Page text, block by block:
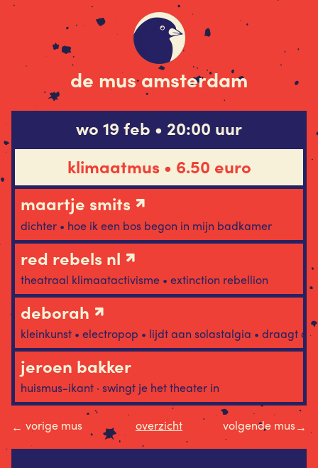
de mus amsterdam
wo 19 feb • 20:00 uur
klimaatmus • 6.50 euro
maartje smits
dichter • hoe ik een bos begon in mijn badkamer
red rebels nl
theatraal klimaatactivisme • extinction rebellion
deborah
kleinkunst • electropop • lijdt aan solastalgia • draagt
jeroen bakker
huismus-ikant · swingt je het theater in
← vorige mus overzicht volgende mus→